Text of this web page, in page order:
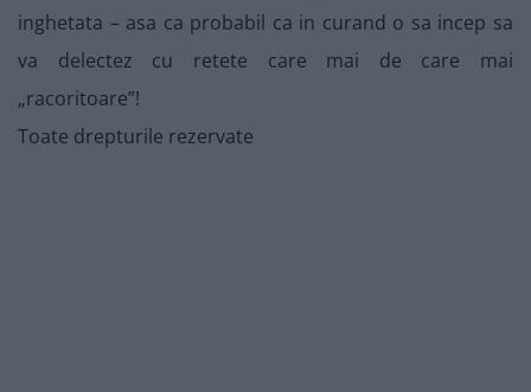
inghetata – asa ca probabil ca in curand o sa incep sa
va delectez cu retete care mai de care mai
„racoritoare”!
Toate drepturile rezervate